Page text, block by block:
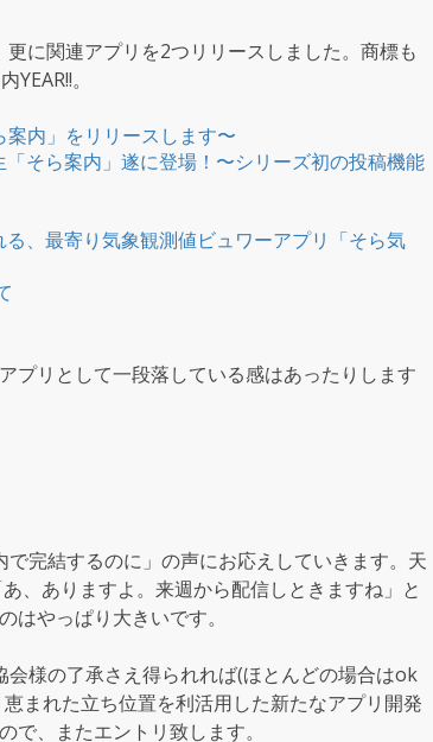
に関連アプリを2つリリースしました。商標も
。
内」をリリースします〜
そら案内」遂に登場！〜シリーズ初の投稿機能
、最寄り気象観測値ビュワーアプリ「そら気
プリとして一段落している感はあったりします
完結するのに」の声にお応えしていきます。天
、ありますよ。来週から配信しときますね」と
やっぱり大きいです。
様の了承さえ得られれば(ほとんどの場合はok
まれた立ち位置を利活用した新たなアプリ開発
、またエントリ致します。